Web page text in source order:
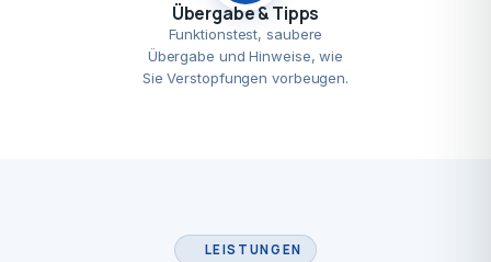
Übergabe & Tipps
Funktionstest, saubere
Übergabe und Hinweise, wie
Sie Verstopfungen vorbeugen.
LEISTUNGEN